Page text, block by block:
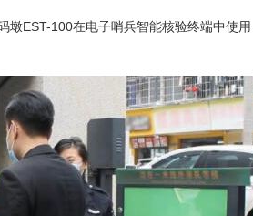
墩EST-100在电子哨兵智能核验终端中使